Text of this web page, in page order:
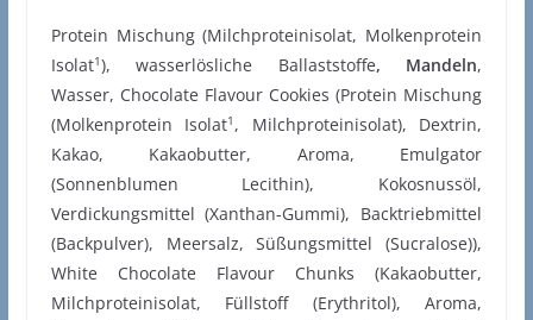
Protein Mischung (Milchproteinisolat, Molkenprotein
Isolat1), wasserlösliche Ballaststoffe, Mandeln,
Wasser, Chocolate Flavour Cookies (Protein Mischung
(Molkenprotein Isolat1 , Milchproteinisolat), Dextrin,
Kakao, Kakaobutter, Aroma, Emulgator
(Sonnenblumen Lecithin), Kokosnussöl,
Verdickungsmittel (Xanthan-Gummi), Backtriebmittel
(Backpulver), Meersalz, Süßungsmittel (Sucralose)),
White Chocolate Flavour Chunks (Kakaobutter,
Milchproteinisolat, Füllstoff (Erythritol), Aroma,